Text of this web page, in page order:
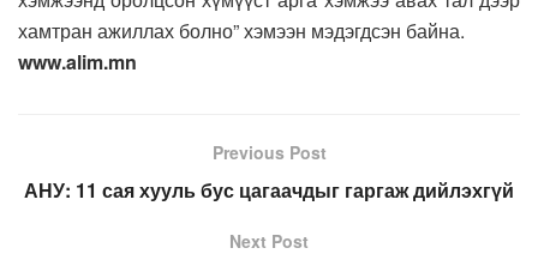
хамтран ажиллах болно” хэмээн мэдэгдсэн байна.
www.alim.mn
Previous Post
АНУ: 11 сая хууль бус цагаачдыг гаргаж дийлэхгүй
Next Post